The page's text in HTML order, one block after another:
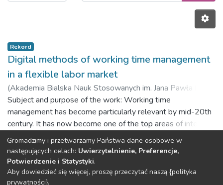
Rekord
Digital methods of working time management
in a flexible labor market
(Akademia Bialska Nauk Stosowanych im. Jana Pawła II,
2022-12-29)Charnavalau, Aliaksandr Viktor;Kuźmicki,
Marek Grzegorz; Charnavalava, Zanna Vasylij
Subject and purpose of the work: Working time
management has become particularly relevant by mid-20th
century. It has now become one of the top areas of interest
for scientists who conduct research on management. This
study is designed to review and evaluate selected new
forms of work organization in the reality of today’s digital
economy. Materials and methods: This research was based
Poprzedni Następny
DSpace software
Gromadzimy i przetwarzamy Państwa dane osobowe w
następujących celach: Uwierzytelnienie, Preferencje,
Potwierdzenie i Statystyki.
Aby dowiedzieć się więcej, proszę przeczytać naszą {polityka
prywatności}.